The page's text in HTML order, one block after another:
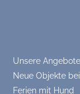
Unsere Angebote
Neue Objekte
Ferien mit Hund